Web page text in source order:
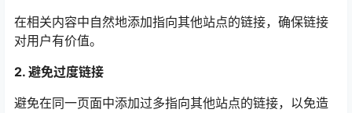
在相关内容中自然地添加指向其他站点的链接，确保链接
对用户有价值。
2. 避免过度链接
避免在同一页面中添加过多指向其他站点的链接，以免造